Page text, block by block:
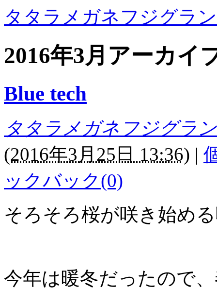
タタラメガネフジグラ
2016年3月アーカイ
Blue tech
タタラメガネフジグラ
(2016年3月25日 13:36) |
ックバック(0)
そろそろ桜が咲き始め
今年は暖冬だったので